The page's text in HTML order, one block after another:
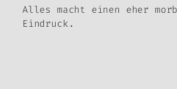
Alles macht einen eher
Eindruck.